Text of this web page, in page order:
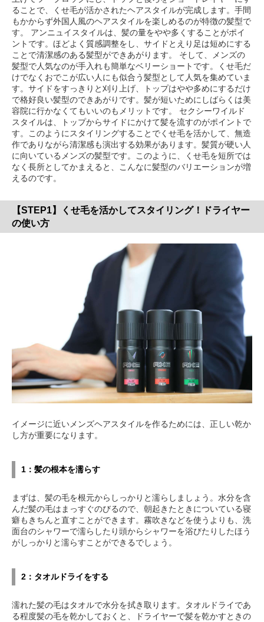
ることで、くせ毛が活かされたヘアスタイルが完成します。手間
もかからず外国人風のヘアスタイルを楽しめるのが特徴の髪型で
す。 アンニュイスタイルは、髪の量をやや多くすることがポイ
ントです。ほどよく質感調整をし、サイドとえり足は短めにする
ことで清潔感のある髪型ができあがります。 そして、メンズの
髪型で人気なのが手入れも簡単なベリーショートです。くせ毛だ
けでなくおでこが広い人にも似合う髪型として人気を集めていま
す。サイドをすっきりと刈り上げ、トップはやや多めにするだけ
で格好良い髪型のできあがりです。髪が短いためにしばらくは美
容院に行かなくてもいいのもメリットです。 セクシーワイルド
スタイルは、トップからサイドにかけて髪を流すのがポイントで
す。このようにスタイリングすることでくせ毛を活かして、無造
作でありながら清潔感も演出する効果があります。髪質が硬い人
に向いているメンズの髪型です。このように、くせ毛を短所では
なく長所としてかまえると、こんなに髪型のバリエーションが増
えるのです。
【STEP1】くせ毛を活かしてスタイリング！ドライヤー
の使い方
イメージに近いメンズヘアスタイルを作るためには、正しい乾か
し方が重要になります。
1：髪の根本を濡らす
まずは、髪の毛を根元からしっかりと濡らしましょう。水分を含
んだ髪の毛はまっすぐのびるので、朝起きたときについている寝
癖もきちんと直すことができます。霧吹きなどを使うよりも、洗
面台のシャワーで濡らしたり頭からシャワーを浴びたりしたほう
がしっかりと濡らすことができるでしょう。
2：タオルドライをする
濡れた髪の毛はタオルで水分を拭き取ります。タオルドライであ
る程度髪の毛を乾かしておくと、ドライヤーで髪を乾かすときの